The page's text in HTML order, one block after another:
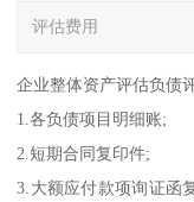
评估费用
企业整体资产评估负债
1.各负债项目明细账;
2.短期合同复印件;
3.大额应付款项询证函